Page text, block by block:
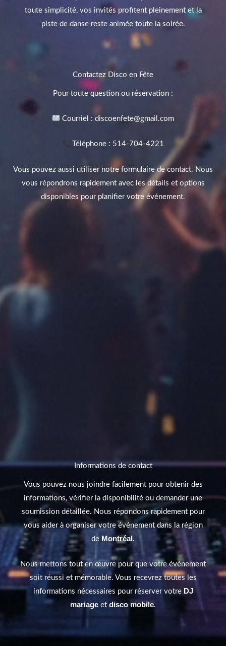
toute simplicité, vos invités profitent pleinement et la
piste de danse reste animée toute la soirée.
Contactez Disco en Fête
Pour toute question ou réservation :
Courriel : discoenfete@gmail.com
Téléphone : 514-704-4221
Vous pouvez aussi utiliser notre formulaire de contact. Nous
vous répondrons rapidement avec les détails et options
disponibles pour planifier votre événement.
Informations de contact
Vous pouvez nous joindre facilement pour obtenir des
informations, vérifier la disponibilité ou demander une
soumission détaillée. Nous répondons rapidement pour
vous aider à organiser votre événement dans la région
de Montréal .
Nous mettons tout en œuvre pour que votre événement
soit réussi et mémorable. Vous recevrez toutes les
informations nécessaires pour réserver votre DJ
mariage et disco mobile.